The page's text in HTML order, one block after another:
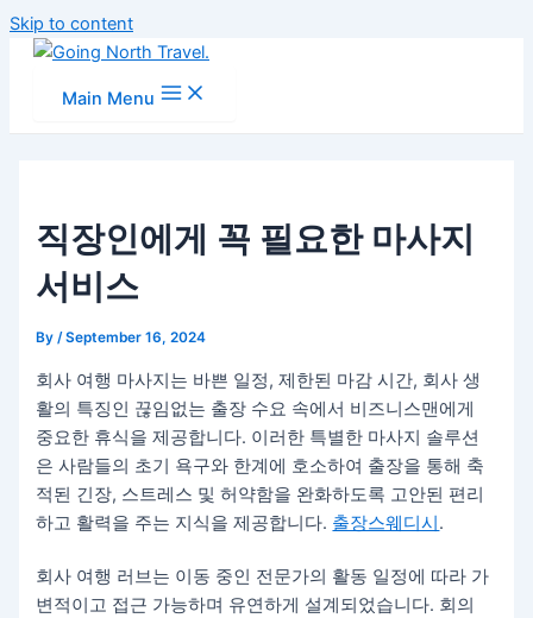
Skip to content
Main Menu
직장인에게 꼭 필요한 마사지
서비스
By/September 16, 2024
회사 여행 마사지는 바쁜 일정, 제한된 마감 시간, 회사 생
활의 특징인 끊임없는 출장 수요 속에서 비즈니스맨에게
중요한 휴식을 제공합니다. 이러한 특별한 마사지 솔루션
은 사람들의 초기 욕구와 한계에 호소하여 출장을 통해 축
적된 긴장, 스트레스 및 허약함을 완화하도록 고안된 편리
하고 활력을 주는 지식을 제공합니다. 출장스웨디시.
회사 여행 러브는 이동 중인 전문가의 활동 일정에 따라 가
변적이고 접근 가능하며 유연하게 설계되었습니다. 회의